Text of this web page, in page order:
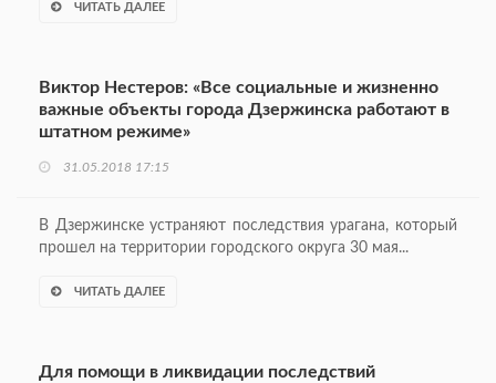
ЧИТАТЬ ДАЛЕЕ
Виктор Нестеров: «Все социальные и жизненно
важные объекты города Дзержинска работают в
штатном режиме»
31.05.2018 17:15
В Дзержинске устраняют последствия урагана, который
прошел на территории городского округа 30 мая...
ЧИТАТЬ ДАЛЕЕ
Для помощи в ликвидации последствий